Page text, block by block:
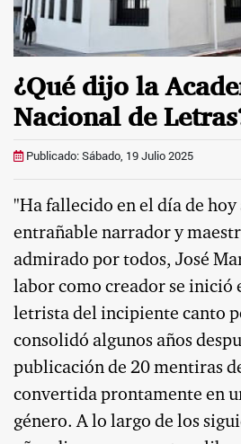
¿Qué dijo la
Nacional de
Publicado: Sábado, 19 Julio 2025
"Ha fallecido en el día de hoy
entrañable narrador y
admirado por todos, José
labor como creador se inició
letrista del incipiente canto
consolidó algunos años
publicación de 20 mentiras
convertida prontamente en
género. A lo largo de los